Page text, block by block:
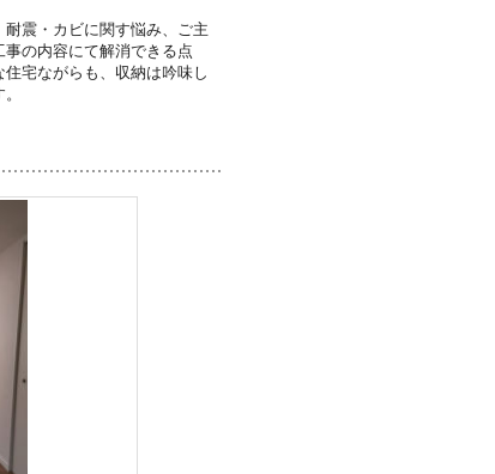
震・カビに関す悩み、ご主
の内容にて解消できる点
宅ながらも、収納は吟味し